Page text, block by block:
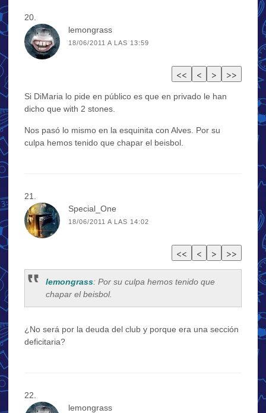
lemongrass
18/06/2011 A LAS 13:59
Si DiMaria lo pide en público es que en privado le han
dicho que with 2 stones.
Nos pasó lo mismo en la esquinita con Alves. Por su
culpa hemos tenido que chapar el beisbol.
Special_One
18/06/2011 A LAS 14:02
lemongrass: Por su culpa hemos tenido que
chapar el beisbol.
¿No será por la deuda del club y porque era una sección
deficitaria?
lemongrass